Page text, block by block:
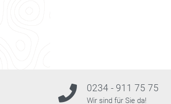
0234 - 911 75 75
Wir sind für Sie da!